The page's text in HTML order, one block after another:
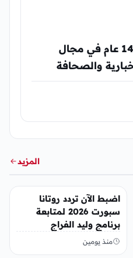
خبرة إمتدت لأكثر من 14 عام في مجال
والصحافة
المزيد
منوعات
اضبط الآن تردد روتانا
سبورت 2026 لمتابعة
برنامج وليد الفراج
منذ يومين